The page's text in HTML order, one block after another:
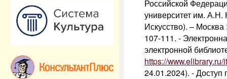
Российской
университет им. А.Н.
Искусство). –
107-111. -
электронной
https://
24.01.2024). - Доступ